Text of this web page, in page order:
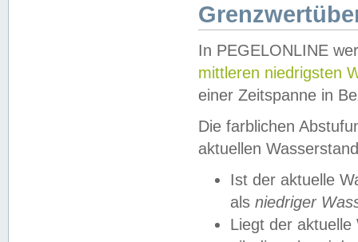
In PEGELONLINE
mittleren niedrigsten
einer Zeitspanne in
Die farblichen
aktuellen
Ist der aktuelle
als niedriger
Liegt der